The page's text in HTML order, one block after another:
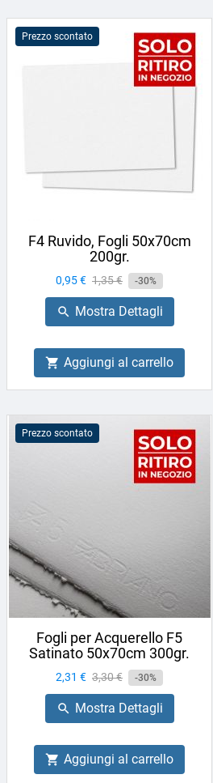
Prezzo scontato
F4 Ruvido, Fogli 50x70cm
200gr.
Prezzo
0,95 € Prezzo
base
1,35 € -30%
 Mostra Dettagli
 Aggiungi al carrello
Prezzo scontato
Fogli per Acquerello F5
Satinato 50x70cm 300gr.
Prezzo
2,31 € Prezzo
base
3,30 € -30%
 Mostra Dettagli
 Aggiungi al carrello